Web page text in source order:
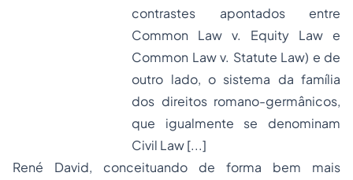
contrastes apontados entre
Common Law v. Equity Law e
Common Law v. Statute Law) e de
outro lado, o sistema da família
dos direitos romano-germânicos,
que igualmente se denominam
Civil Law [...]
René David, conceituando de forma bem mais